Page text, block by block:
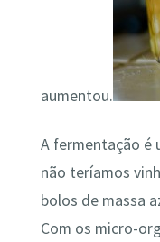
aumentou.
A fermentação é
não teríamos
bolos de massa
Com os micro-